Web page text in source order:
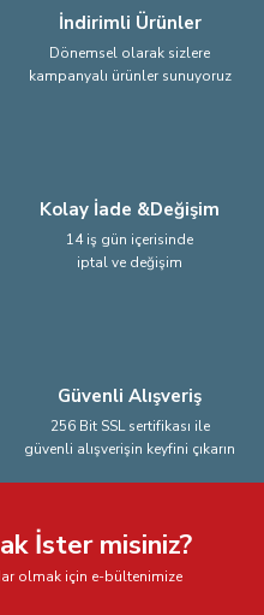
İndirimli Ürünler
Dönemsel olarak sizlere
kampanyalı ürünler sunuyoruz
Kolay İade &Değişim
14 iş gün içerisinde
iptal ve değişim
Güvenli Alışveriş
256 Bit SSL sertifikası ile
güvenli alışverişin keyfini çıkarın
İster misiniz?
olmak için e-bültenimize